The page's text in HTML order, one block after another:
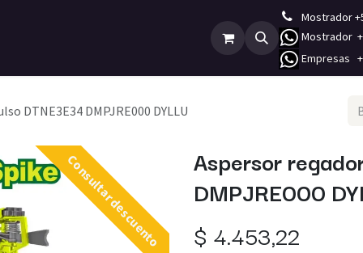
Mostrador
Mostrador
Empresas
DTNE3E34 DMPJRE000 DYLLU
Consultar descuento
Aspersor
DMPJRE000
$ 4.453,22